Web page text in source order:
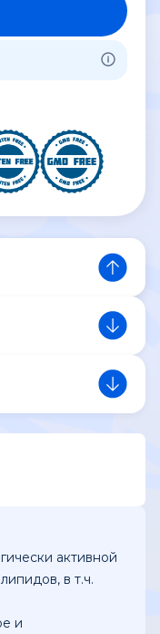
активной
в т.ч.
и